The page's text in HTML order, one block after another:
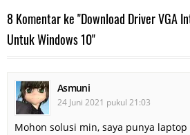
8 Komentar ke "Download Driver VGA
Untuk Windows 10"
Asmuni
24 Juni 2021 pukul 21:03
Mohon solusi min, saya punya laptop